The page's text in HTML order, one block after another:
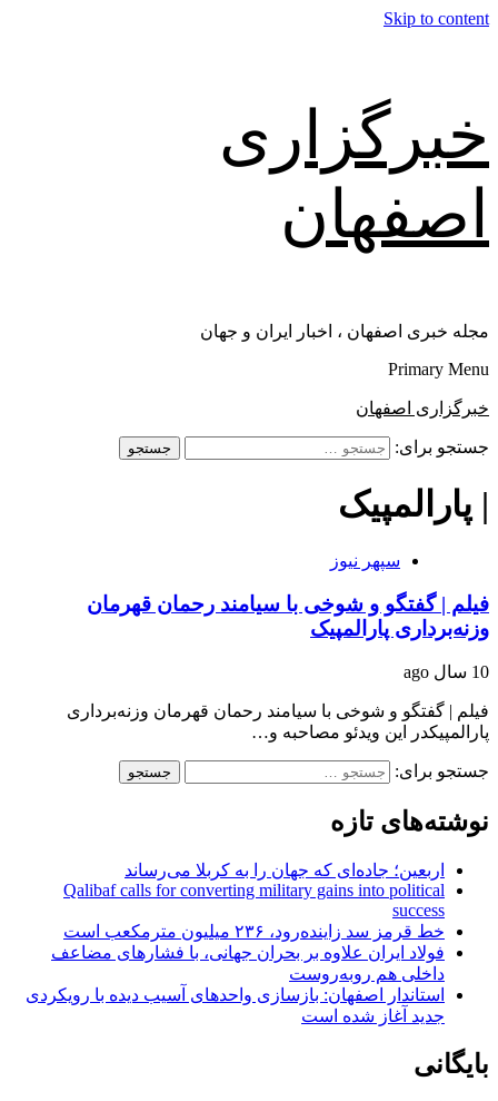
Skip to content
خبرگزاری
اصفهان
مجله خبری اصفهان ، اخبار ایران و جهان
Primary Menu
خبرگزاری اصفهان
جستجو برای:
| پارالمپیک
سپهر نیوز
فیلم | گفتگو و شوخی با سیامند رحمان قهرمان
وزنه‌برداری پارالمپیک
10 سال ago
فیلم | گفتگو و شوخی با سیامند رحمان قهرمان وزنه‌برداری
پارالمپیکدر این ویدئو مصاحبه و…
جستجو برای:
نوشته‌های تازه
اربعین؛ جاده‌ای که جهان را به کربلا می‌رساند
Qalibaf calls for converting military gains into political
success
خط قرمز سد زاینده‌رود، ۲۳۶ میلیون مترمکعب است
فولاد ایران علاوه بر بحران جهانی، با فشارهای مضاعف
داخلی هم روبه‌روست
استاندار اصفهان: بازسازی واحدهای آسیب دیده با رویکردی
جدید آغاز شده است
بایگانی